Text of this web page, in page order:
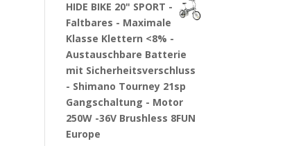
HIDE BIKE 20" SPORT -
Faltbares - Maximale
Klasse Klettern <8% -
Austauschbare Batterie
mit Sicherheitsverschluss
- Shimano Tourney 21sp
Gangschaltung - Motor
250W -36V Brushless 8FUN
Europe